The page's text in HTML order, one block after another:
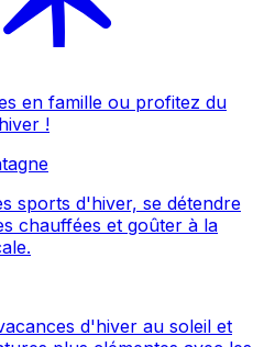
en famille ou profitez du
!
sports d'hiver, se détendre
chauffées et goûter à la
d'hiver au soleil et